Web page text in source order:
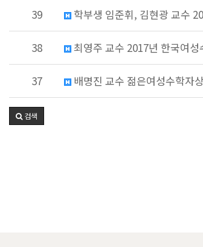
39 학부생 임준휘, 김현광 교수
38 최영주 교수 2017년 한국여
37 배명진 교수 젊은여성수학자
검색